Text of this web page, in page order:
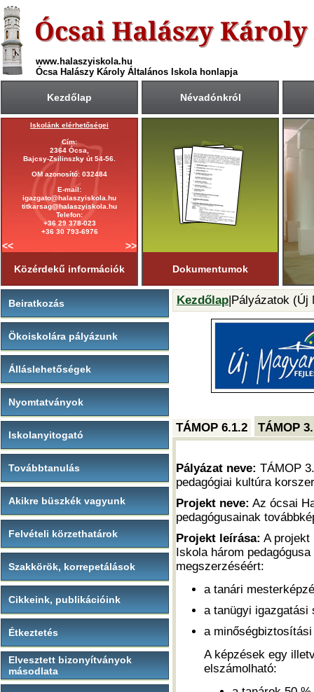
www.halaszyiskola.hu
Ócsa Halászy Károly Általános Iskola honlapja
Kezdőlap Névadónkról
Iskolánk elérhetőségei
Cím:
2364 Ócsa,
Bajcsy-Zsilinszky út 54-56.
OM azonosító: 032484
E-mail:
igazgato@halaszyiskola.hu
titkarsag@halaszyiskola.hu
Telefon:
+36 29 378-023
+36 30 793-6976
Első tanítási nap:
2025. szeptember 1. (hétfő)
Utolsó tanítási nap:
2026. június 19. (péntek)
Tanítási napok száma:
181 nap
Első félév
2026. január 23-igtart.
<< >>
Közérdekű információk Dokumentumok
Beiratkozás
Ökoiskolára pályázunk
Álláslehetőségek
Nyomtatványok
Iskolanyitogató
Továbbtanulás
Akikre büszkék vagyunk
Felvételi körzethatárok
Szakkörök, korrepetálások
Cikkeink, publikációink
Étkeztetés
Elvesztett bizonyítványok
másodlata
Kezdőlap|Pályázatok (Új
TÁMOP 6.1.2 TÁMOP
Pályázat neve: TÁMOP
pedagógiai kultúra
Projekt neve: Az ócsai
pedagógusainak
Projekt leírása: A projekt
Iskola három
megszerzéséért:
a tanári
a tanügyi
a
A képzések egy
elszámolható: